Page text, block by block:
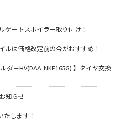
ゲートスポイラー取り付け！
ルは価格改定前の今がおすすめ！
ダーHV(DAA-NKE165G) 】タイヤ交換
知らせ
たします！